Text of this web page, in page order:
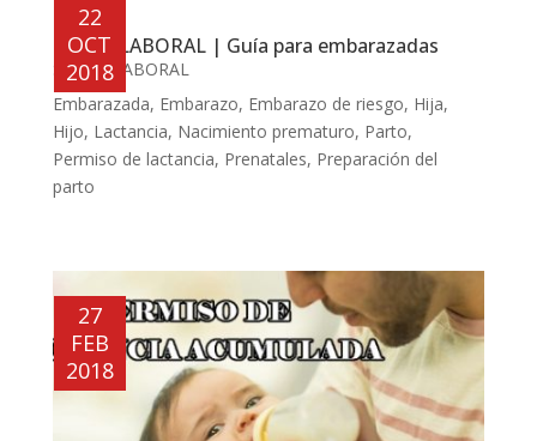
SALUD LABORAL | Guía para embarazadas
22
OCT
2018
SALUD LABORAL
Embarazada, Embarazo, Embarazo de riesgo, Hija,
Hijo, Lactancia, Nacimiento prematuro, Parto,
Permiso de lactancia, Prenatales, Preparación del
parto
27
FEB
2018